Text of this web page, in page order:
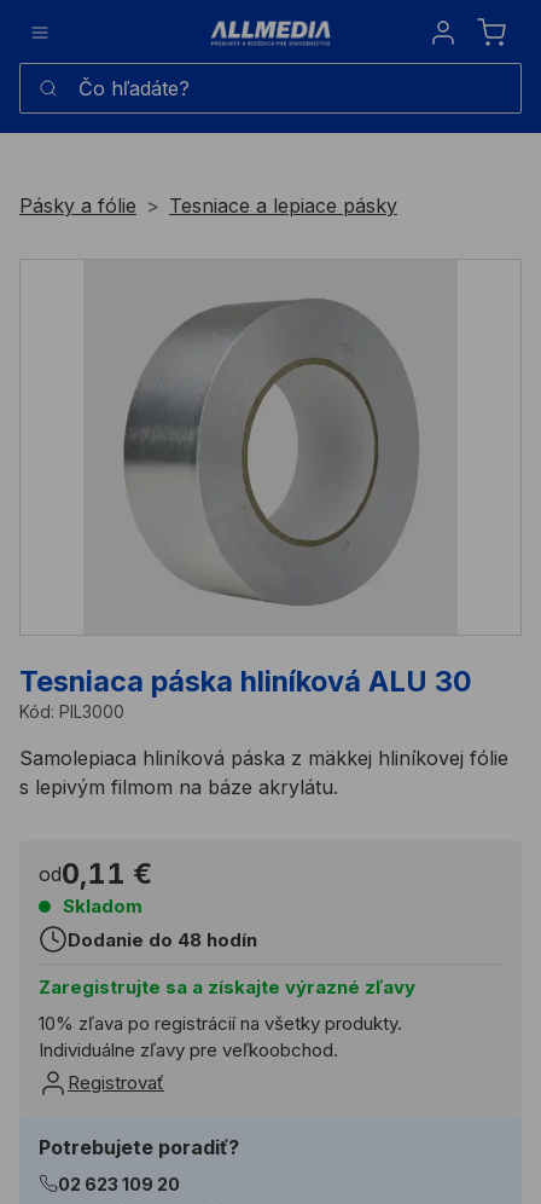
Sign in
Čo hľadáte?
Pásky a fólie Tesniace a lepiace pásky
Tesniaca páska hliníková ALU 30
Kód: PIL3000
Samolepiaca hliníková páska z mäkkej hliníkovej fólie
s lepivým filmom na báze akrylátu.
od0,11 €
Skladom
Dodanie do 48 hodín
Zaregistrujte sa a získajte výrazné zľavy
10% zľava po registrácií na všetky produkty.
Individuálne zľavy pre veľkoobchod.
Registrovať
Potrebujete poradiť?
02 623 109 20